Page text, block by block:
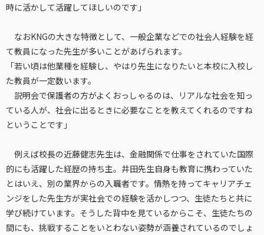
時に活かして活躍してほしいのです」
なおKNGの大きな特徴として、一般企業などでの社会人経験を経
て教員になった先生が多いことがあげられます。
「若い頃は他業種を経験し、やはり先生になりたいと本校に入校し
た教員が一定数います。
説明会で保護者の方がよくおっしゃるのは、リアルな社会を知っ
ている人が、社会に出るときに必要なことを教えてくれるのですね
ということです」
例えば校長の近藤健志先生は、金融関係で仕事をされていた国際
的にも活躍した経歴の持ち主。井田先生自身も教育に携わっていた
とはいえ、別の業界からの入職者です。情熱を持ってキャリアチェ
ンジをした先生方が実社会での経験を活かしつつ、生徒たちと共に
学び続けています。そうした背中を見ているからこそ、生徒たちの
間にも、挑戦することをいとわない姿勢が涵養されているのでしょ